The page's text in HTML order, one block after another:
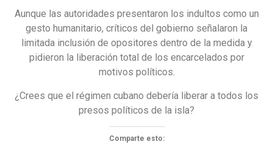
Aunque las autoridades presentaron los indultos como un
gesto humanitario, críticos del gobierno señalaron la
limitada inclusión de opositores dentro de la medida y
pidieron la liberación total de los encarcelados por
motivos políticos.
¿Crees que el régimen cubano debería liberar a todos los
presos políticos de la isla?
Comparte esto: